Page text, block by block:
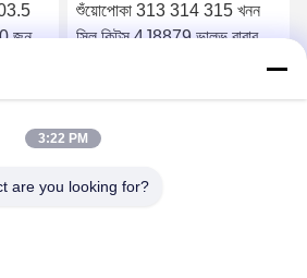
জন্য
শুঁয়োপোকা 313 314 315 খনন
সিল কিটস 4J8879 ভালভ রাবার
3:22 PM
are you looking for?